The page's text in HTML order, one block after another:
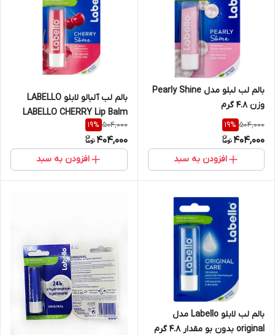
بالم لب لبلو مدل Pearly Shine
وزن 4.8 گرم
504,000
19%
404,000
افزودن به سبد
بالم لب آلبالو لابلو LABELLO
LABELLO CHERRY Lip Balm
504,000
19%
404,000
افزودن به سبد
بالم لب لابلو Labello مدل
original بدون بو مقدار 4.8 گرم